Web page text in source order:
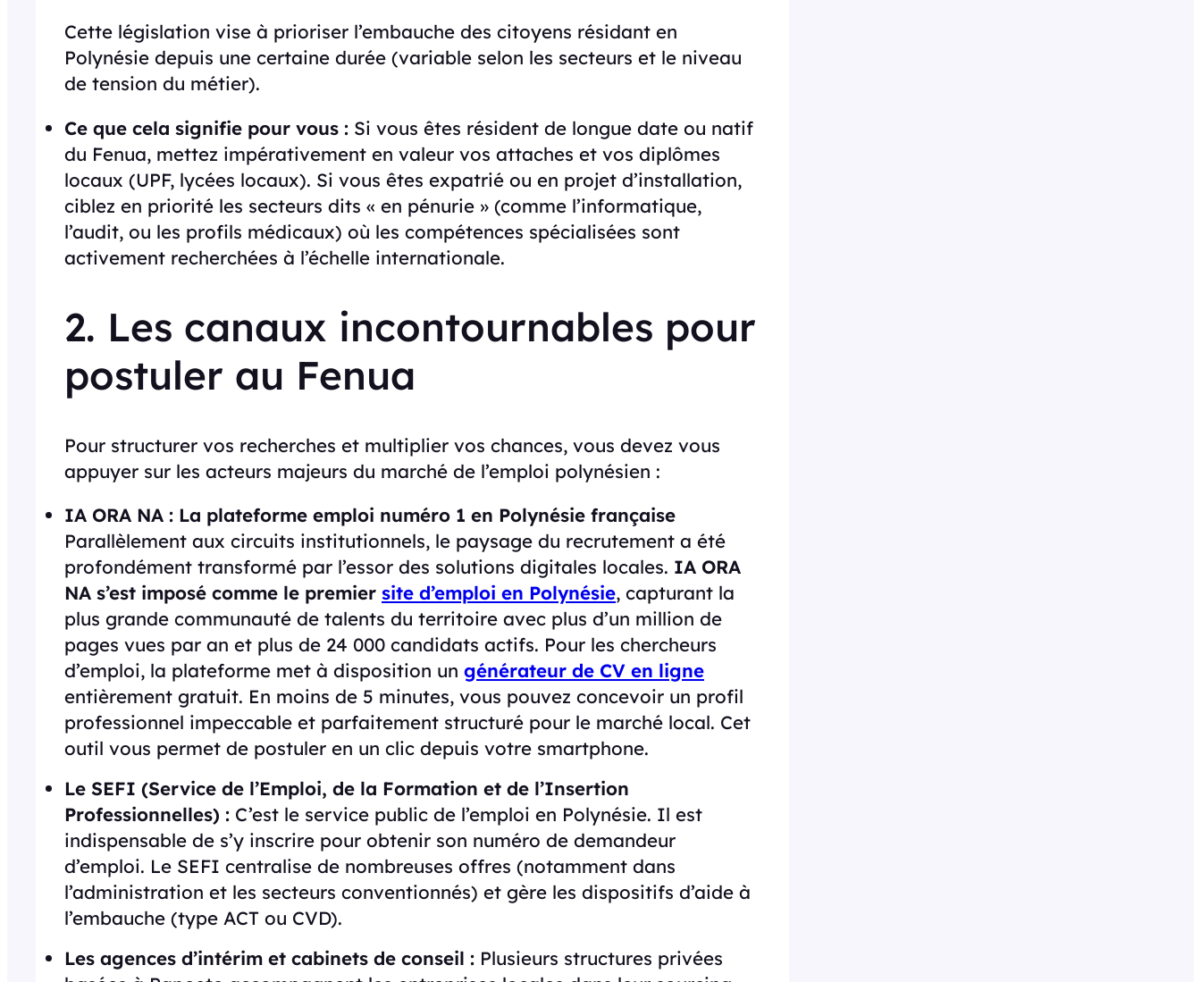
Cette législation vise à prioriser l’embauche des citoyens résidant en
Polynésie depuis une certaine durée (variable selon les secteurs et le niveau
de tension du métier).
Ce que cela signifie pour vous : Si vous êtes résident de longue date ou natif
du Fenua, mettez impérativement en valeur vos attaches et vos diplômes
locaux (UPF, lycées locaux). Si vous êtes expatrié ou en projet d’installation,
ciblez en priorité les secteurs dits « en pénurie » (comme l’informatique,
l’audit, ou les profils médicaux) où les compétences spécialisées sont
activement recherchées à l’échelle internationale.
2. Les canaux incontournables pour
postuler au Fenua
Pour structurer vos recherches et multiplier vos chances, vous devez vous
appuyer sur les acteurs majeurs du marché de l’emploi polynésien :
IA ORA NA : La plateforme emploi numéro 1 en Polynésie française
Parallèlement aux circuits institutionnels, le paysage du recrutement a été
profondément transformé par l’essor des solutions digitales locales. IA ORA
NA s’est imposé comme le premier site d’emploi en Polynésie, capturant la
plus grande communauté de talents du territoire avec plus d’un million de
pages vues par an et plus de 24 000 candidats actifs. Pour les chercheurs
d’emploi, la plateforme met à disposition un générateur de CV en ligne
entièrement gratuit. En moins de 5 minutes, vous pouvez concevoir un profil
professionnel impeccable et parfaitement structuré pour le marché local. Cet
outil vous permet de postuler en un clic depuis votre smartphone.
Le SEFI (Service de l’Emploi, de la Formation et de l’Insertion
Professionnelles) : C’est le service public de l’emploi en Polynésie. Il est
indispensable de s’y inscrire pour obtenir son numéro de demandeur
d’emploi. Le SEFI centralise de nombreuses offres (notamment dans
l’administration et les secteurs conventionnés) et gère les dispositifs d’aide à
l’embauche (type ACT ou CVD).
Les agences d’intérim et cabinets de conseil : Plusieurs structures privées